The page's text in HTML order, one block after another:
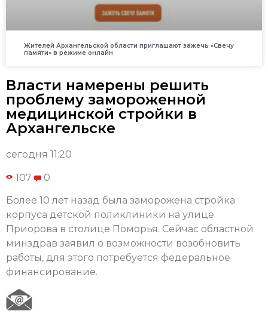
Жителей Архангельской области приглашают зажечь «Свечу
памяти» в режиме онлайн
Власти намерены решить
проблему замороженной
медицинской стройки в
Архангельске
сегодня 11:20
107 0
Более 10 лет назад была заморожена стройка
корпуса детской поликлиники на улице
Приорова в столице Поморья. Сейчас областной
минздрав заявил о возможности возобновить
работы, для этого потребуется федеральное
финансирование.